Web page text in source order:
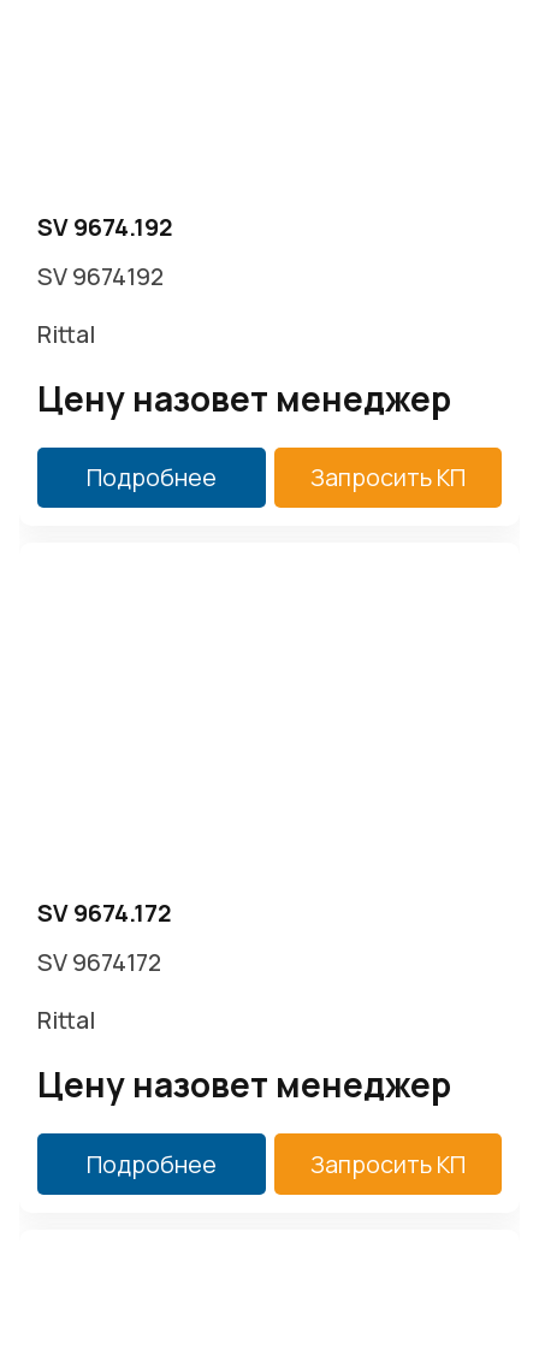
SV 9674.192
SV 9674192
Rittal
Цену назовет менеджер
Подробнее Запросить КП
SV 9674.172
SV 9674172
Rittal
Цену назовет менеджер
Подробнее Запросить КП